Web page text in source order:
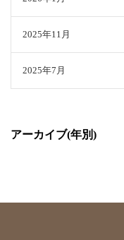
2025年11月
2025年7月
アーカイブ(年別)